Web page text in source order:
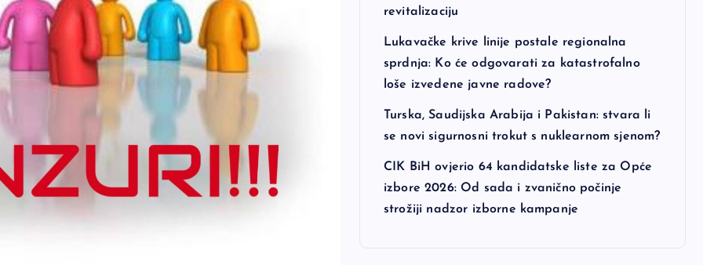
revitalizaciju
Lukavačke krive linije postale regionalna
sprdnja: Ko će odgovarati za katastrofalno
loše izvedene javne radove?
Turska, Saudijska Arabija i Pakistan: stvara li
se novi sigurnosni trokut s nuklearnom sjenom?
CIK BiH ovjerio 64 kandidatske liste za Opće
izbore 2026: Od sada i zvanično počinje
strožiji nadzor izborne kampanje